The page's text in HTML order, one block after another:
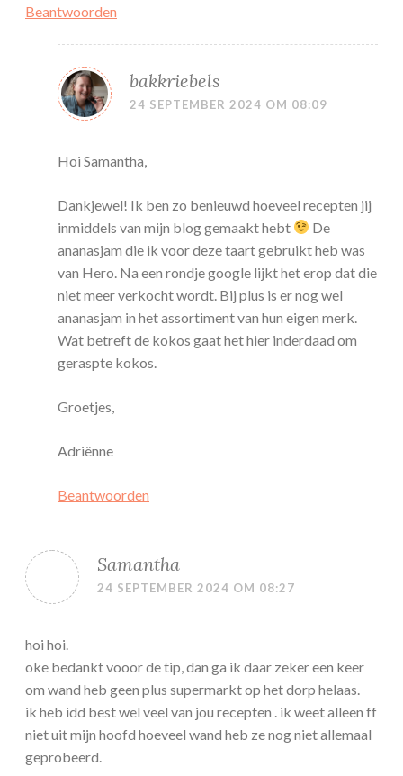
Beantwoorden
bakkriebels
24 SEPTEMBER 2024 OM 08:09
Hoi Samantha,
Dankjewel! Ik ben zo benieuwd hoeveel recepten jij
inmiddels van mijn blog gemaakt hebt
De
ananasjam die ik voor deze taart gebruikt heb was
van Hero. Na een rondje google lijkt het erop dat die
niet meer verkocht wordt. Bij plus is er nog wel
ananasjam in het assortiment van hun eigen merk.
Wat betreft de kokos gaat het hier inderdaad om
geraspte kokos.
Groetjes,
Adriënne
Beantwoorden
Samantha
24 SEPTEMBER 2024 OM 08:27
hoi hoi.
oke bedankt vooor de tip, dan ga ik daar zeker een keer
om wand heb geen plus supermarkt op het dorp helaas.
ik heb idd best wel veel van jou recepten . ik weet alleen ff
niet uit mijn hoofd hoeveel wand heb ze nog niet allemaal
geprobeerd.